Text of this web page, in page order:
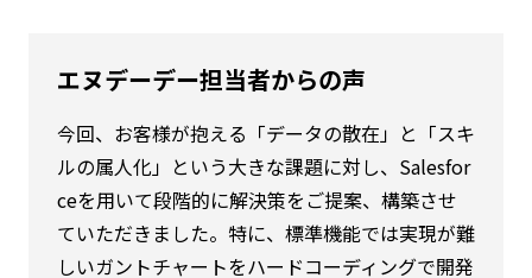
エヌデーデー担当者からの声
今回、お客様が抱える「データの散在」と「スキ
ルの属人化」という大きな課題に対し、Salesfor
ceを用いて段階的に解決策をご提案、構築させ
ていただきました。特に、標準機能では実現が難
しいガントチャートをハードコーディングで開発